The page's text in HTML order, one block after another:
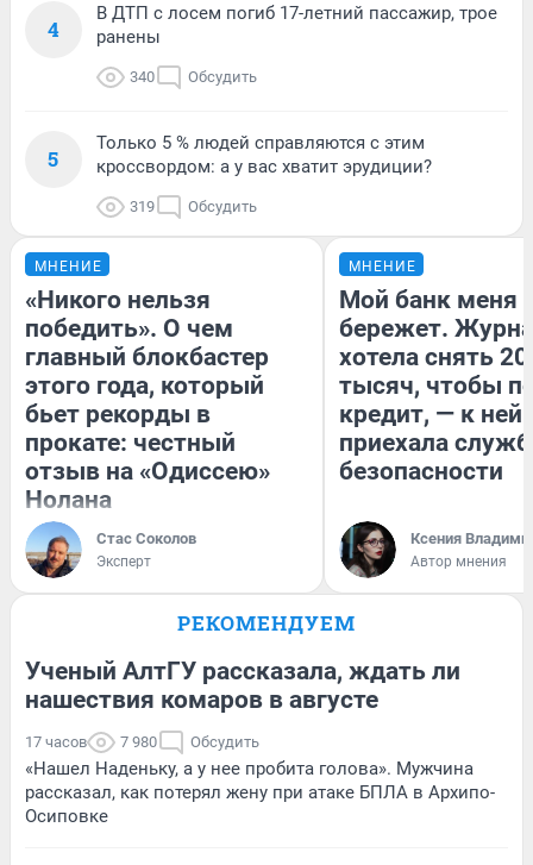
4
В ДТП с лосем погиб 17-летний пассажир, трое
ранены
340 Обсудить
5
Только 5 % людей справляются с этим
кроссвордом: а у вас хватит эрудиции?
319 Обсудить
МНЕНИЕ
«Никого нельзя
победить». О чем
главный блокбастер
этого года, который
бьет рекорды в
прокате: честный
отзыв на «Одиссею»
Нолана
Стас Соколов
Эксперт
МНЕНИЕ
Мой банк меня
бережет.
хотела снять
тысяч, чтобы
кредит, — к
приехала
безопасности
Ксения
Автор мнения
РЕКОМЕНДУЕМ
Ученый АлтГУ рассказала, ждать ли
нашествия комаров в августе
17 часов 7 980 Обсудить
«Нашел Наденьку, а у нее пробита голова». Мужчина
рассказал, как потерял жену при атаке БПЛА в Архипо-
Осиповке